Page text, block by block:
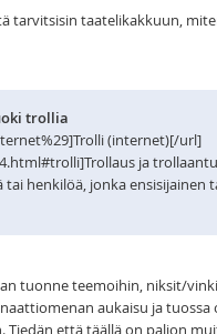
tarvitsisin taatelikakkuun,
trollia
(internet)[/url]
ja
henkilöä, jonka ensisijainen
tuonne teemoihin, niksit/
aukaisu ja
että täällä on paljon